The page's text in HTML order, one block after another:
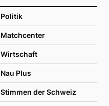
Politik
Matchcenter
Wirtschaft
Nau Plus
Stimmen der Schweiz